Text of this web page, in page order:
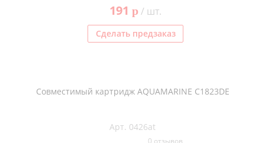
191 p/ шт.
Сделать предзаказ
Совместимый картридж AQUAMARINE C1823DE
Арт. 0426at
0 отзывов